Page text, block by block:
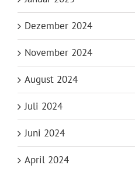
Dezember 2024
November 2024
August 2024
Juli 2024
Juni 2024
April 2024